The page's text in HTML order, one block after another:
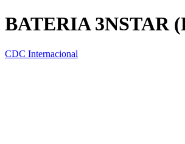
BATERIA 3NSTAR
CDC Internacional